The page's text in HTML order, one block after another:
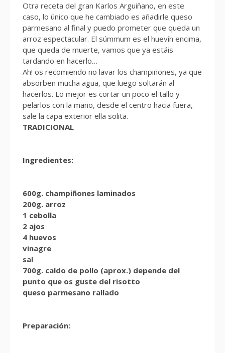
Otra receta del gran Karlos Arguiñano, en este
caso, lo único que he cambiado es añadirle queso
parmesano al final y puedo prometer que queda un
arroz espectacular. El súmmum es el huevín encima,
que queda de muerte, vamos que ya estáis
tardando en hacerlo…
Ah! os recomiendo no lavar los champiñones, ya que
absorben mucha agua, que luego soltarán al
hacerlos. Lo mejor es cortar un poco el tallo y
pelarlos con la mano, desde el centro hacia fuera,
sale la capa exterior ella solita.
TRADICIONAL
Ingredientes:
600g. champiñones laminados
200g. arroz
1 cebolla
2 ajos
4 huevos
vinagre
sal
700g. caldo de pollo (aprox.) depende del
punto que os guste del risotto
queso parmesano rallado
Preparación: